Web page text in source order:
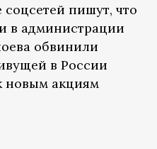
пишут, что
в администрации
обвинили
в России
новым акциям